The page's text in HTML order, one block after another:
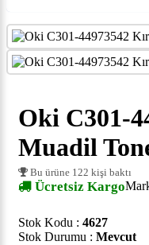
Oki C301-
Muadil
Bu ürüne 122 kişi baktı
Ücretsiz Kargo
Stok Kodu : 4627
Stok Durumu : Mevcut